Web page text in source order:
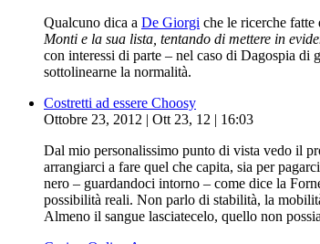
Qualcuno dica a De Giorgi che le ricerche
Monti e la sua lista, tentando di mettere in
con interessi di parte – nel caso di Dagospia di
sottolinearne la normalità.
Costretti ad essere Choosy
Ottobre 23, 2012 | Ott 23, 12 | 16:03
Dal mio personalissimo punto di vista vedo il
arrangiarci a fare quel che capita, sia per
nero – guardandoci intorno – come dice la
possibilità reali. Non parlo di stabilità, la
Almeno il sangue lasciatecelo, quello non